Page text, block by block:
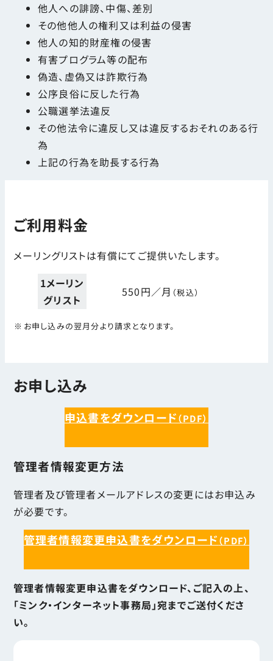
他人への誹謗、中傷、差別
その他他人の権利又は利益の侵害
他人の知的財産権の侵害
有害プログラム等の配布
偽造、虚偽又は詐欺行為
公序良俗に反した行為
公職選挙法違反
その他法令に違反し又は違反するおそれのある行
為
上記の行為を助長する行為
ご利用料金
メーリングリストは有償にてご提供いたします。
1メーリン
グリスト
550円／月 （税込）
お申し込みの翌月分より請求となります。
お申し込み
申込書をダウンロード（PDF）
管理者情報変更方法
管理者及び管理者メールアドレスの変更にはお申込み
が必要です。
管理者情報変更申込書をダウンロード（PDF）
管理者情報変更申込書をダウンロード、ご記入の上、
「ミンク・インターネット事務局」宛までご送付くださ
い。